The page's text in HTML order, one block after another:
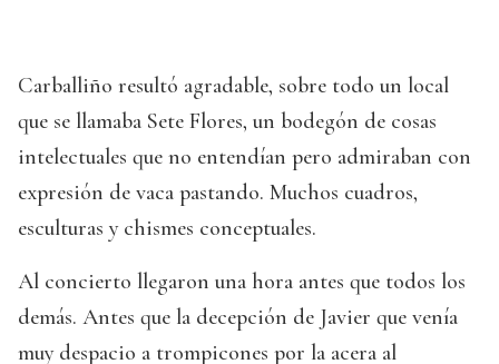
Carballiño resultó agradable, sobre todo un local
que se llamaba Sete Flores, un bodegón de cosas
intelectuales que no entendían pero admiraban con
expresión de vaca pastando. Muchos cuadros,
esculturas y chismes conceptuales.
Al concierto llegaron una hora antes que todos los
demás. Antes que la decepción de Javier que venía
muy despacio a trompicones por la acera al